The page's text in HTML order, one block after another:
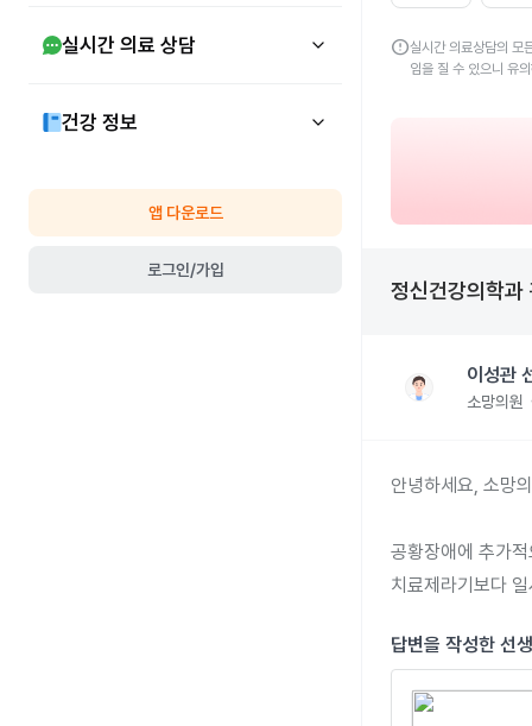
실시간 의료 상담
건강 정보
앱 다운로드
로그인/가입
error실시간 의료상담의 모
임을 질 수 있으니 유
정신건강의학과
이성관
소망의원
안녕하세요, 소망
공황장애에 추가
치료제라기보다
답변을 작성한 선